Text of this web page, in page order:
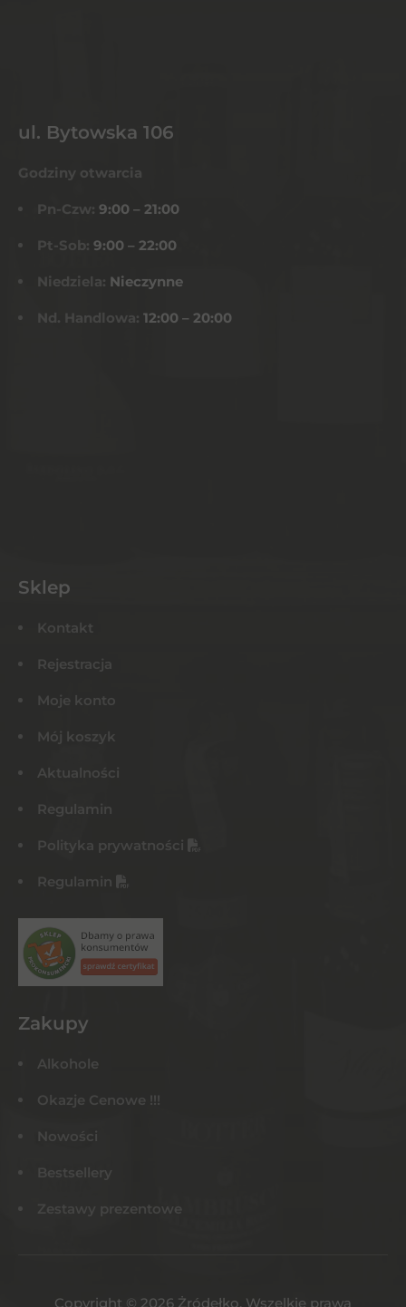
ul. Bytowska 106
Godziny otwarcia
Pn-Czw: 9:00 – 21:00
Pt-Sob: 9:00 – 22:00
Niedziela: Nieczynne
Nd. Handlowa: 12:00 – 20:00
Sklep
Kontakt
Rejestracja
Moje konto
Mój koszyk
Aktualności
Regulamin
Polityka prywatności
Regulamin
Zakupy
Alkohole
Okazje Cenowe !!!
Nowości
Bestsellery
Zestawy prezentowe
Copyright © 2026 Żródełko. Wszelkie prawa